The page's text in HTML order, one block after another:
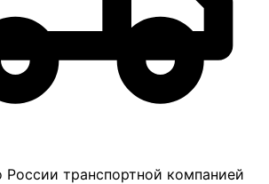
России транспортной компанией